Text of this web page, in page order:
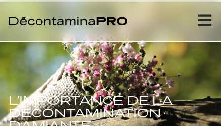
L’IMPORTANCE DE LA
DÉCONTAMINATION
D’AMIANTE